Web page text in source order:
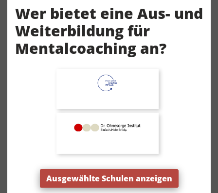
Wer bietet eine Aus- und
Weiterbildung für
Mentalcoaching an?
Ausgewählte Schulen anzeigen